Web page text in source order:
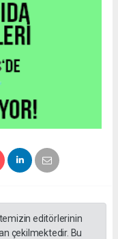
editörlerinin
çekilmektedir. Bu